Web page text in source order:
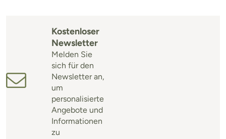
Kostenloser
Newsletter
Melden Sie
sich für den
Newsletter an,
um
personalisierte
Angebote und
Informationen
zu